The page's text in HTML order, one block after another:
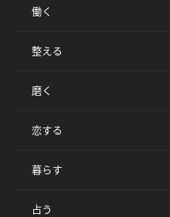
働く
整える
磨く
恋する
暮らす
占う